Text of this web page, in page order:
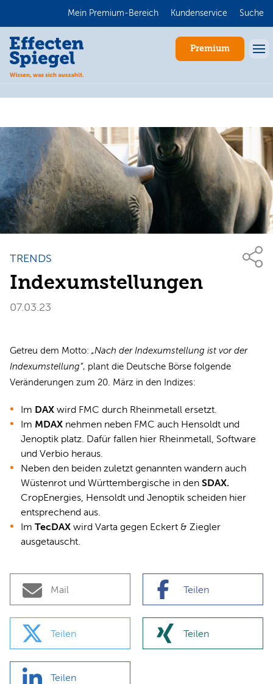
Mein Premium-Bereich Kundenservice Suche
Premium
TRENDS
Indexumstellungen
07.03.23
Getreu dem Motto: „Nach der Indexumstellung ist vor der
Indexumstellung“, plant die Deutsche Börse folgende
Veränderungen zum 20. März in den Indizes:
Im DAX wird FMC durch Rheinmetall ersetzt.
Im MDAX nehmen neben FMC auch Hensoldt und
Jenoptik platz. Dafür fallen hier Rheinmetall, Software
und Verbio heraus.
Neben den beiden zuletzt genannten wandern auch
Wüstenrot und Württembergische in den SDAX.
CropEnergies, Hensoldt und Jenoptik scheiden hier
entsprechend aus.
Im TecDAX wird Varta gegen Eckert & Ziegler
ausgetauscht.
Mail Teilen
Teilen Teilen
Teilen
Anmelden